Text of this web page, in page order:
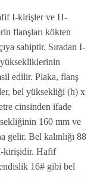
I-kirişler ve H-
flanşları kökten
sahiptir. Sıradan I-
edilir. Plaka, flanş
bel yüksekliği (h) x
cinsinden ifade
160 mm ve
gelir. Bel kalınlığı 88
I-kirişidir. Hafif
16# gibi bel